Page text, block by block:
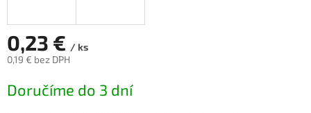
0,23 € / ks
0,19 € bez DPH
cena:
Doručíme do 3 dní